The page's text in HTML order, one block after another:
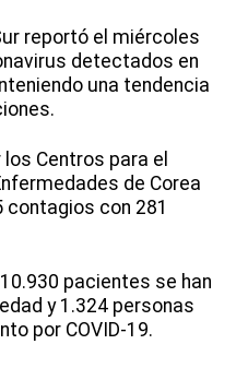
reportó el miércoles
detectados en
una tendencia
Centros para el
de Corea
con 281
pacientes se han
y 1.324 personas
por COVID-19.